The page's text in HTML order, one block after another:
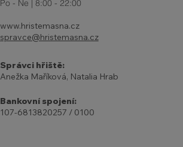
Po - Ne | 8:00 - 22:00
www.hristemasna.cz
spravce@hristemasna.cz
Správci hřiště:
Anežka Maříková, Natalia Hrab
Bankovní spojení:
107-6813820257 / 0100